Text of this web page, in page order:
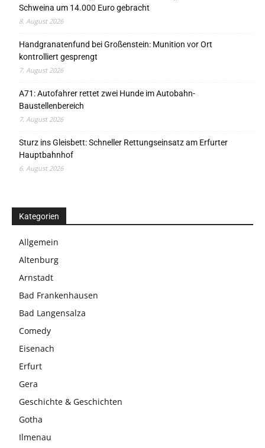
Schweina um 14.000 Euro gebracht
8. August 2026
Handgranatenfund bei Großenstein: Munition vor Ort
kontrolliert gesprengt
7. August 2026
A71: Autofahrer rettet zwei Hunde im Autobahn-
Baustellenbereich
7. August 2026
Sturz ins Gleisbett: Schneller Rettungseinsatz am Erfurter
Hauptbahnhof
6. August 2026
Kategorien
Allgemein
Altenburg
Arnstadt
Bad Frankenhausen
Bad Langensalza
Comedy
Eisenach
Erfurt
Gera
Geschichte & Geschichten
Gotha
Ilmenau